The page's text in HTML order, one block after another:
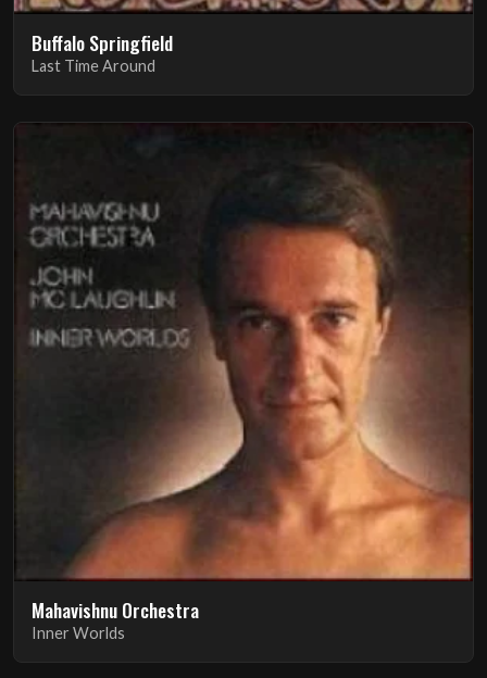
Buffalo Springfield
Last Time Around
Mahavishnu Orchestra
Inner Worlds